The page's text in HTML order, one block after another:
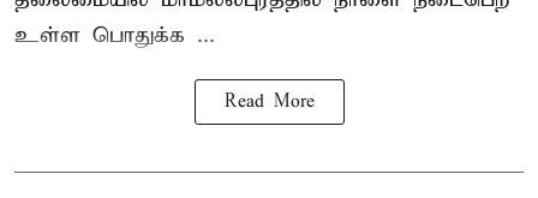
உள்ள பொதுக்க ...
Read More